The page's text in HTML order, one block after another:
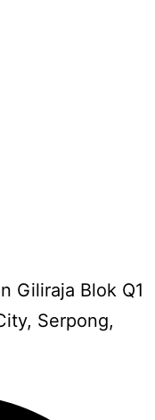
Giliraja Blok Q1
Serpong,